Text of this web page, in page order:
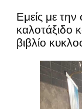
Εμείς με
καλοτάξιδο
βιβλίο